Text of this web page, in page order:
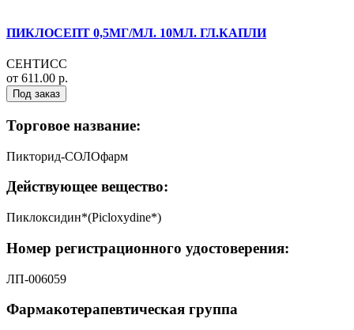
ПИКЛОСЕПТ 0,5МГ/МЛ. 10МЛ. ГЛ.КАПЛИ
СЕНТИСС
от 611.00 р.
Под заказ
Торговое название:
Пикторид-СОЛОфарм
Действующее вещество:
Пиклоксидин*(Picloxydine*)
Номер регистрационного удостоверения:
ЛП-006059
Фармакотерапевтическая группа